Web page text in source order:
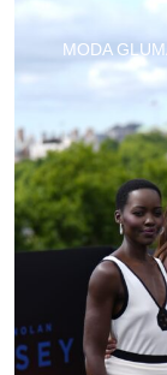
MODA